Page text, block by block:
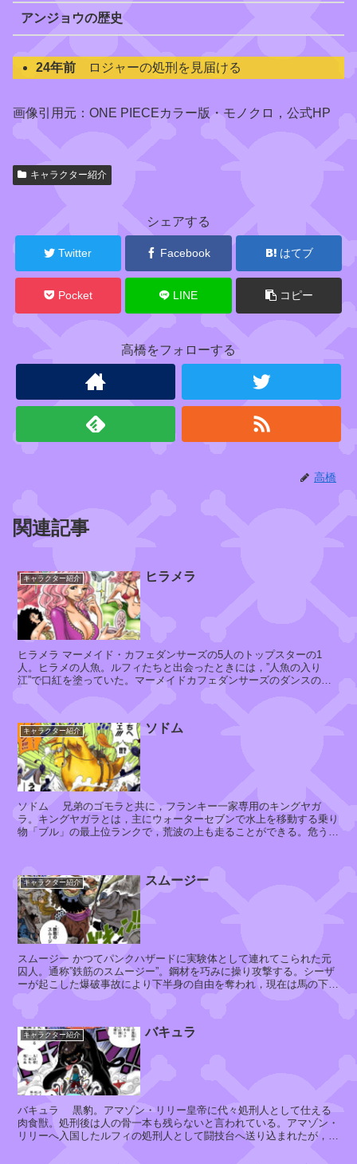
アンジョウの歴史
24年前 ロジャーの処刑を見届ける
キ
ャ
タ
・
画像引用元：ONE PIECEカラー版・モノクロ，公式HP
キャラクター紹介
シェアする
Twitter Facebook はてブ
Pocket LINE コピー
高橋をフォローする
高橋
関連記事
キャラクター紹介 ヒラメラ
ヒラメラ マーメイド・カフェダンサーズの5人のトップスターの1
人。ヒラメの人魚。ルフィたちと出会ったときには，”人魚の入り
江”で口紅を塗っていた。マーメイドカフェダンサーズのダンスの美
キャラクター紹介 ソドム
ソドム 兄弟のゴモラと共に，フランキー一家専用のキングヤガ
ラ。キングヤガラとは，主にウォーターセブンで水上を移動する乗り
物「ブル」の最上位ランクで，荒波の上も走ることができる。危うく
キャラクター紹介 スムージー
スムージー かつてパンクハザードに実験体として連れてこられた元
囚人。通称”鉄筋のスムージー”。鋼材を巧みに操り攻撃する。シーザ
ーが起こした爆破事故により下半身の自由を奪われ，現在は馬の下半
キャラクター紹介 バキュラ
バキュラ 黒豹。アマゾン・リリー皇帝に代々処刑人として仕える
肉食獣。処刑後は人の骨一本も残らないと言われている。アマゾン・
リリーへ入国したルフィの処刑人として闘技台へ送り込まれたが，覇